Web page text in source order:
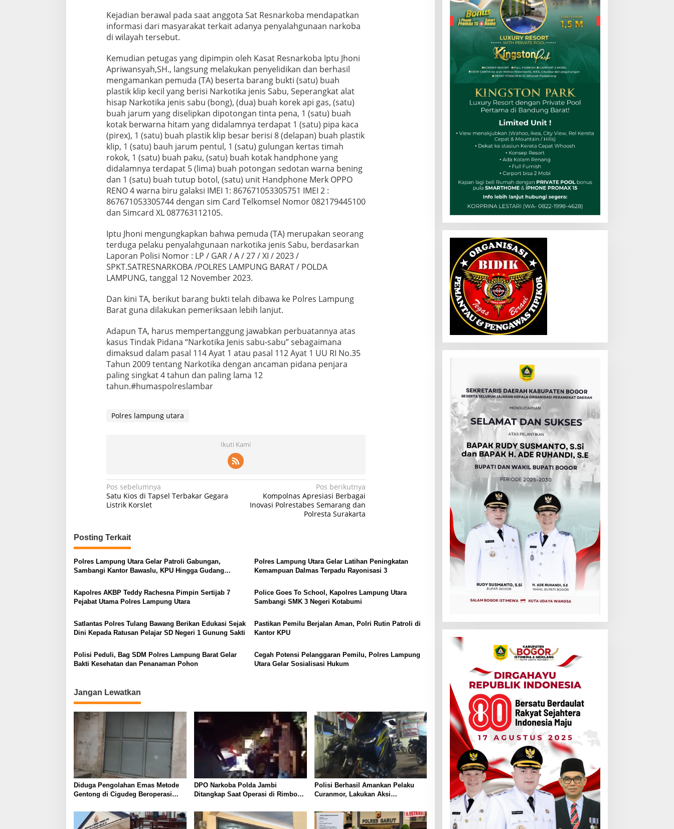
Kejadian berawal pada saat anggota Sat Resnarkoba mendapatkan
informasi dari masyarakat terkait adanya penyalahgunaan narkoba
di wilayah tersebut.
Kemudian petugas yang dipimpin oleh Kasat Resnarkoba Iptu Jhoni
Apriwansyah,SH., langsung melakukan penyelidikan dan berhasil
mengamankan pemuda (TA) beserta barang bukti (satu) buah
plastik klip kecil yang berisi Narkotika jenis Sabu, Seperangkat alat
hisap Narkotika jenis sabu (bong), (dua) buah korek api gas, (satu)
buah jarum yang diselipkan dipotongan tinta pena, 1 (satu) buah
kotak berwarna hitam yang didalamnya terdapat 1 (satu) pipa kaca
(pirex), 1 (satu) buah plastik klip besar berisi 8 (delapan) buah plastik
klip, 1 (satu) bauh jarum pentul, 1 (satu) gulungan kertas timah
rokok, 1 (satu) buah paku, (satu) buah kotak handphone yang
didalamnya terdapat 5 (lima) buah potongan sedotan warna bening
dan 1 (satu) buah tutup botol, (satu) unit Handphone Merk OPPO
RENO 4 warna biru galaksi IMEI 1: 867671053305751 IMEI 2 :
867671053305744 dengan sim Card Telkomsel Nomor 082179445100
dan Simcard XL 087763112105.
Iptu Jhoni mengungkapkan bahwa pemuda (TA) merupakan seorang
terduga pelaku penyalahgunaan narkotika jenis Sabu, berdasarkan
Laporan Polisi Nomor : LP / GAR / A / 27 / XI / 2023 /
SPKT.SATRESNARKOBA /POLRES LAMPUNG BARAT / POLDA
LAMPUNG, tanggal 12 November 2023.
Dan kini TA, berikut barang bukti telah dibawa ke Polres Lampung
Barat guna dilakukan pemeriksaan lebih lanjut.
Adapun TA, harus mempertanggung jawabkan perbuatannya atas
kasus Tindak Pidana “Narkotika Jenis sabu-sabu” sebagaimana
dimaksud dalam pasal 114 Ayat 1 atau pasal 112 Ayat 1 UU RI No.35
Tahun 2009 tentang Narkotika dengan ancaman pidana penjara
paling singkat 4 tahun dan paling lama 12
tahun.#humaspolreslambar
Polres lampung utara
Ikuti Kami
Navigasi
pos
Pos sebelumnya
Satu Kios di Tapsel Terbakar Gegara
Listrik Korslet
Pos berikutnya
Kompolnas Apresiasi Berbagai
Inovasi Polrestabes Semarang dan
Polresta Surakarta
Posting Terkait
Polres Lampung Utara Gelar Patroli Gabungan,
Sambangi Kantor Bawaslu, KPU Hingga Gudang
Polres Lampung Utara Gelar Latihan Peningkatan
Kemampuan Dalmas Terpadu Rayonisasi 3
Kapolres AKBP Teddy Rachesna Pimpin Sertijab 7
Pejabat Utama Polres Lampung Utara
Police Goes To School, Kapolres Lampung Utara
Sambangi SMK 3 Negeri Kotabumi
Satlantas Polres Tulang Bawang Berikan Edukasi Sejak
Dini Kepada Ratusan Pelajar SD Negeri 1 Gunung Sakti
Pastikan Pemilu Berjalan Aman, Polri Rutin Patroli di
Kantor KPU
Polisi Peduli, Bag SDM Polres Lampung Barat Gelar
Bakti Kesehatan dan Penanaman Pohon
Cegah Potensi Pelanggaran Pemilu, Polres Lampung
Utara Gelar Sosialisasi Hukum
Jangan Lewatkan
Diduga Pengolahan Emas Metode
Gentong di Cigudeg Beroperasi
DPO Narkoba Polda Jambi
Ditangkap Saat Operasi di Rimbo
Para Terduga
Polisi Berhasil Amankan Pelaku
Curanmor, Lakukan Aksi
Menempel